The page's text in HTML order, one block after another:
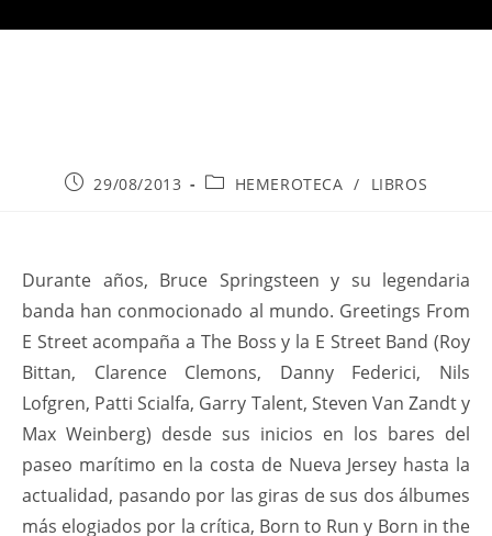
Publicación
29/08/2013
Categoría
HEMEROTECA / LIBROS
Durante años, Bruce Springsteen y su legendaria
banda han conmocionado al mundo. Greetings From
E Street acompaña a The Boss y la E Street Band (Roy
Bittan, Clarence Clemons, Danny Federici, Nils
Lofgren, Patti Scialfa, Garry Talent, Steven Van Zandt y
Max Weinberg) desde sus inicios en los bares del
paseo marítimo en la costa de Nueva Jersey hasta la
actualidad, pasando por las giras de sus dos álbumes
más elogiados por la crítica, Born to Run y Born in the